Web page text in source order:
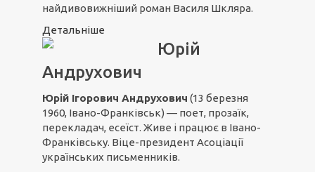
найдивовижніший роман Василя Шкляра.
Детальніше
Юрій
Андрухович
Юрій Ігорович Андрухович (13 березня
1960, Івано-Франківськ) — поет, прозаїк,
перекладач, есеїст. Живе і працює в Івано-
Франківську. Віце-президент Асоціації
українських письменників.